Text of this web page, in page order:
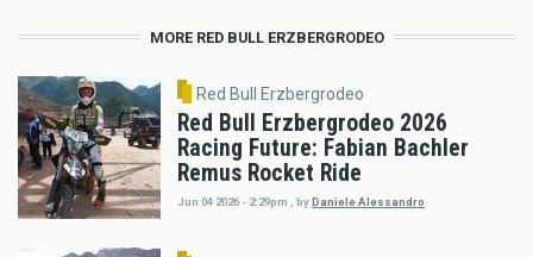
MORE RED BULL ERZBERGRODEO
Red Bull Erzbergrodeo
Red Bull Erzbergrodeo 2026
Racing Future: Fabian Bachler
Remus Rocket Ride
Jun 04 2026 - 2:29pm byDaniele Alessandro